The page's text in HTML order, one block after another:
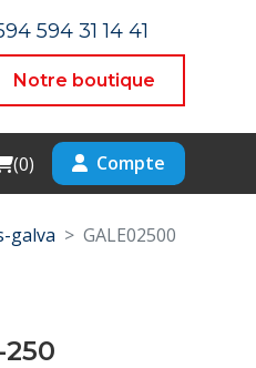
594 31 14 41
Notre boutique
(0) Compte
galva GALE02500